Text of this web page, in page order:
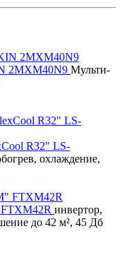
2MXM40N9 Мульти-
R32" LS-
охлаждение,
инвертор,
до 42 м², 45 Дб